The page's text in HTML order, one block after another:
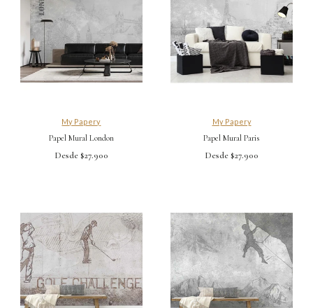
My Papery
Papel Mural London
Desde $27.900
My Papery
Papel Mural Paris
Desde $27.900